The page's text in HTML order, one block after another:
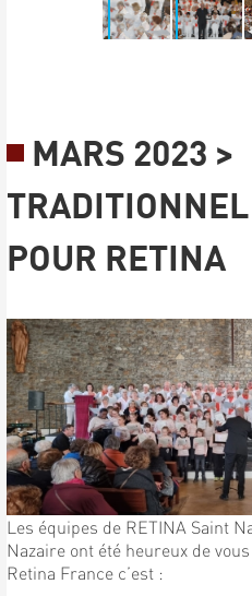
MARS 2023 >
POUR RETINA
Les équipes de RETINA Saint
Nazaire ont été heureux de
Retina France c’est :